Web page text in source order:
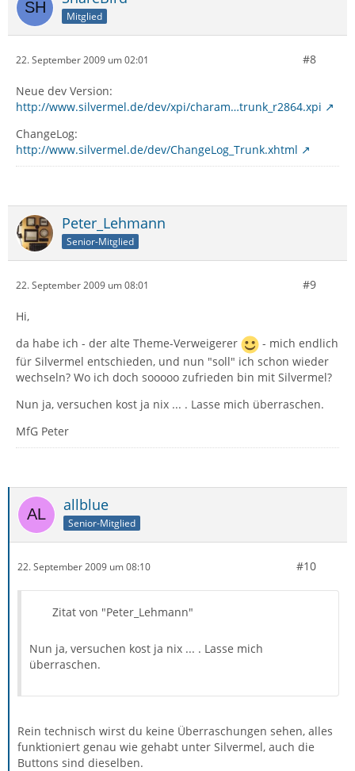
Mitglied
22. September 2009 um 02:01 #8
Neue dev Version:
http://www.silvermel.de/dev/xpi/charam…trunk_r2864.xpi
ChangeLog:
http://www.silvermel.de/dev/ChangeLog_Trunk.xhtml
Peter_Lehmann
Senior-Mitglied
22. September 2009 um 08:01 #9
Hi,
da habe ich - der alte Theme-Verweigerer
- mich endlich
für Silvermel entschieden, und nun "soll" ich schon wieder
wechseln? Wo ich doch sooooo zufrieden bin mit Silvermel?
Nun ja, versuchen kost ja nix ... . Lasse mich überraschen.
MfG Peter
allblue
Senior-Mitglied
22. September 2009 um 08:10 #10
Zitat von "Peter_Lehmann"
Nun ja, versuchen kost ja nix ... . Lasse mich
überraschen.
Rein technisch wirst du keine Überraschungen sehen, alles
funktioniert genau wie gehabt unter Silvermel, auch die
Buttons sind dieselben.